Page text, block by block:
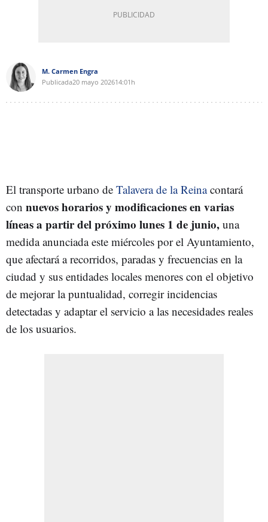
M. Carmen Engra
Publicada20 mayo 202614:01h
El transporte urbano de Talavera de la Reinacontará
con nuevos horarios y modificaciones en varias
líneas a partir del próximo lunes 1 de junio, una
medida anunciada este miércoles por el Ayuntamiento,
que afectará a recorridos, paradas y frecuencias en la
ciudad y sus entidades locales menores con el objetivo
de mejorar la puntualidad, corregir incidencias
detectadas y adaptar el servicio a las necesidades reales
de los usuarios.